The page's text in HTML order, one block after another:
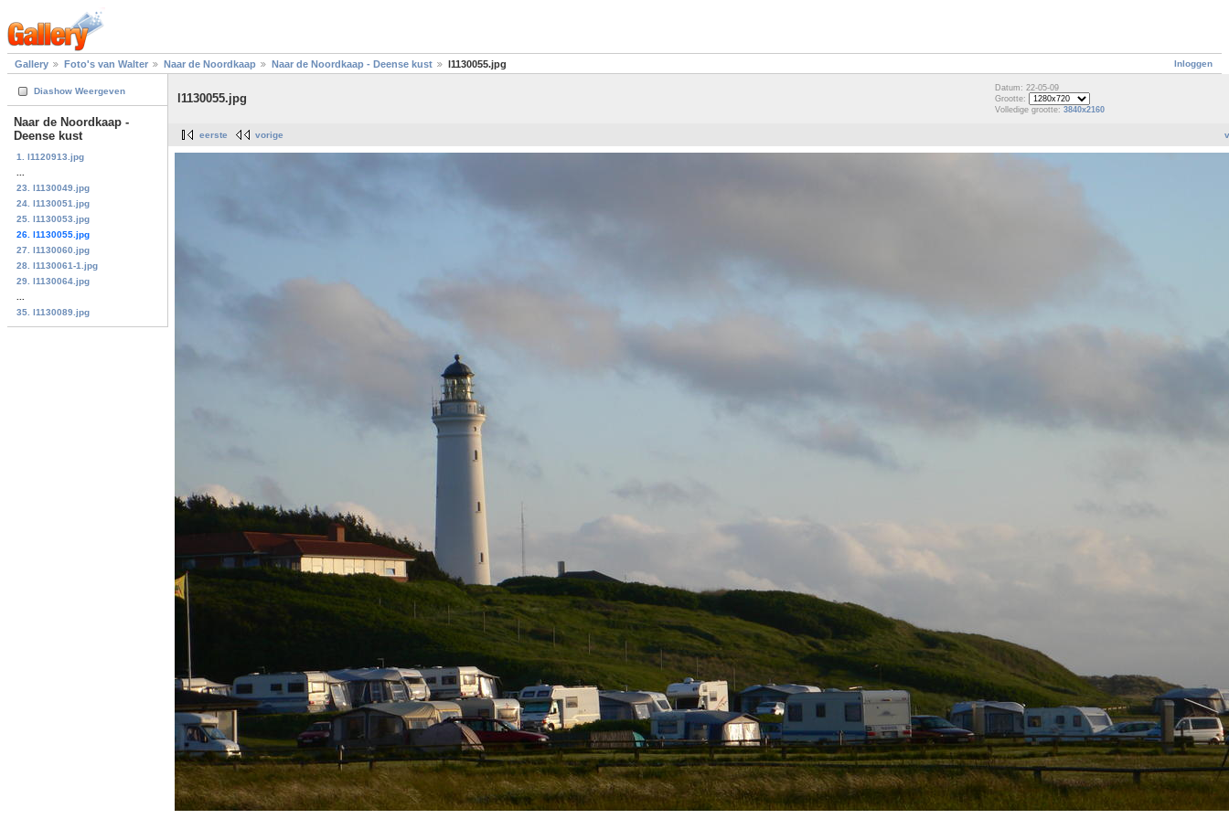
Inloggen
Gallery Foto's van Walter Naar de Noordkaap Naar de Noordkaap - Deense kust l1130055.jpg
Diashow Weergeven
Naar de Noordkaap -
Deense kust
1. l1120913.jpg
23. l1130049.jpg
24. l1130051.jpg
25. l1130053.jpg
26. l1130055.jpg
27. l1130060.jpg
28. l1130061-1.jpg
29. l1130064.jpg
35. l1130089.jpg
l1130055.jpg
Datum: 22-05-09
Grootte:
Volledige grootte: 3840x2160
eerste vorige